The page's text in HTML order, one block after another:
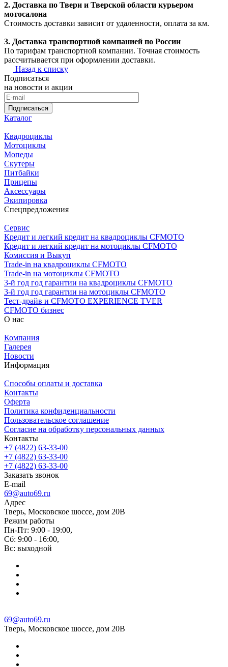
2. Доставка по Твери и Тверской области курьером
мотосалона
Стоимость доставки зависит от удаленности, оплата за км.
3. Доставка транспортной компанией по России
По тарифам транспортной компании. Точная стоимость
рассчитывается при оформлении доставки.
Назад к списку
Подписаться
на новости и акции
Подписаться
Каталог
Квадроциклы
Мотоциклы
Мопеды
Скутеры
Питбайки
Прицепы
Аксессуары
Экипировка
Спецпредложения
Сервис
Кредит и легкий кредит на квадроциклы CFMOTO
Кредит и легкий кредит на мотоциклы CFMOTO
Комиссия и Выкуп
Trade-in на квадроциклы CFMOTO
Trade-in на мотоциклы CFMOTO
3-й год год гарантии на квадроциклы CFMOTO
3-й год год гарантии на мотоциклы CFMOTO
Тест-драйв и CFMOTO EXPERIENCE TVER
CFMOTO бизнес
О нас
Компания
Галерея
Новости
Информация
Способы оплаты и доставка
Контакты
Оферта
Политика конфиденциальности
Пользовательское соглашение
Согласие на обработку персональных данных
Контакты
+7 (4822) 63-33-00
+7 (4822) 63-33-00
+7 (4822) 63-33-00
Заказать звонок
E-mail
69@auto69.ru
Адрес
Тверь, Московское шоссе, дом 20В
Режим работы
Пн-Пт: 9:00 - 19:00,
Сб: 9:00 - 16:00,
Вс: выходной
69@auto69.ru
Тверь, Московское шоссе, дом 20В